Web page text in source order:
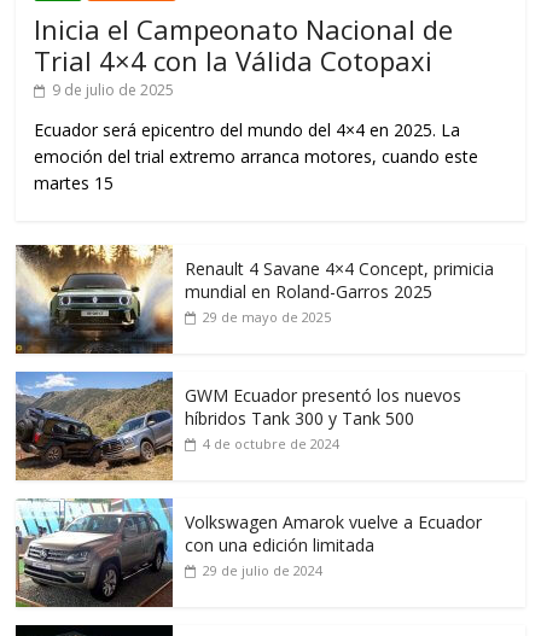
Inicia el Campeonato Nacional de
Trial 4×4 con la Válida Cotopaxi
9 de julio de 2025
Ecuador será epicentro del mundo del 4×4 en 2025. La
emoción del trial extremo arranca motores, cuando este
martes 15
Renault 4 Savane 4×4 Concept, primicia
mundial en Roland-Garros 2025
29 de mayo de 2025
GWM Ecuador presentó los nuevos
híbridos Tank 300 y Tank 500
4 de octubre de 2024
Volkswagen Amarok vuelve a Ecuador
con una edición limitada
29 de julio de 2024